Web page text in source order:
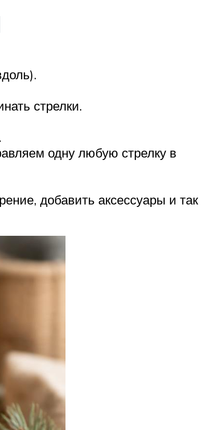
стрелки.
одну любую стрелку в
добавить аксессуары и так